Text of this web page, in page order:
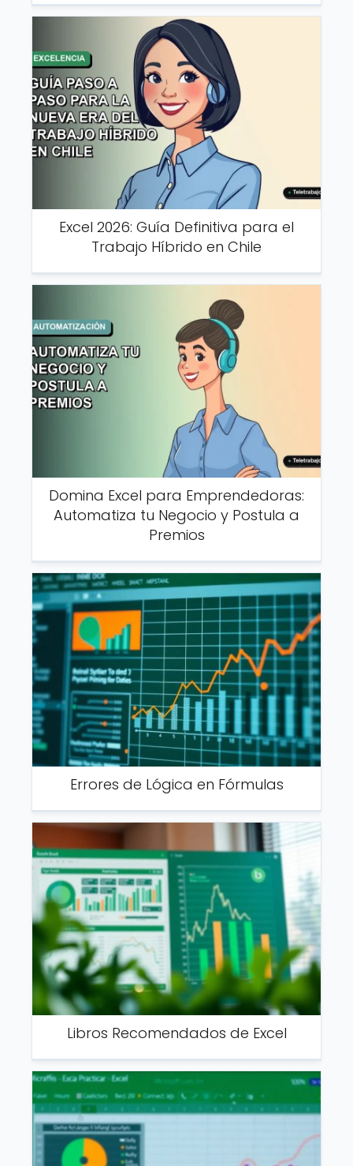
Excel 2026: Guía Definitiva para el
Trabajo Híbrido en Chile
Domina Excel para Emprendedoras:
Automatiza tu Negocio y Postula a
Premios
Errores de Lógica en Fórmulas
Libros Recomendados de Excel